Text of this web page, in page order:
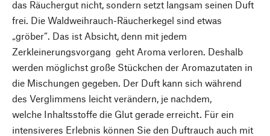
das Räuchergut nicht, sondern setzt langsam seinen Duft
frei. Die Waldweihrauch-Räucherkegel sind etwas
„gröber“. Das ist Absicht, denn mit jedem
Zerkleinerungsvorgang geht Aroma verloren. Deshalb
werden möglichst große Stückchen der Aromazutaten in
die Mischungen gegeben. Der Duft kann sich während
des Verglimmens leicht verändern, je nachdem,
welche Inhaltsstoffe die Glut gerade erreicht. Für ein
intensiveres Erlebnis können Sie den Duftrauch auch mit